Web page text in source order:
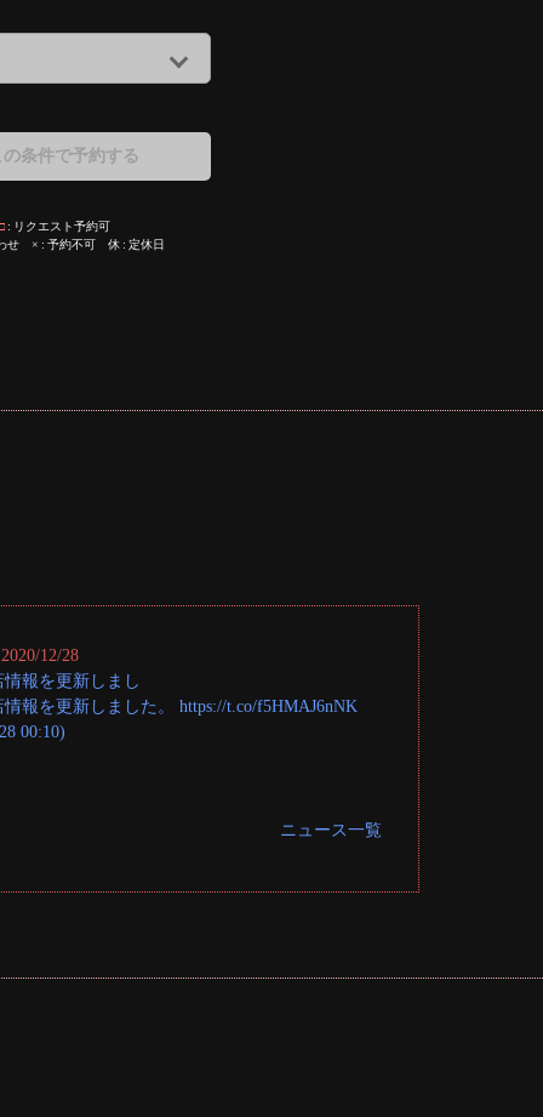
の条件で予約する
リクエスト予約可
せ × 予約不可 休 定休日
2020/12/28
情報を更新しまし
情報を更新しました。 https://t.co/f5HMAJ6nNK
00:10)
ニュース一覧